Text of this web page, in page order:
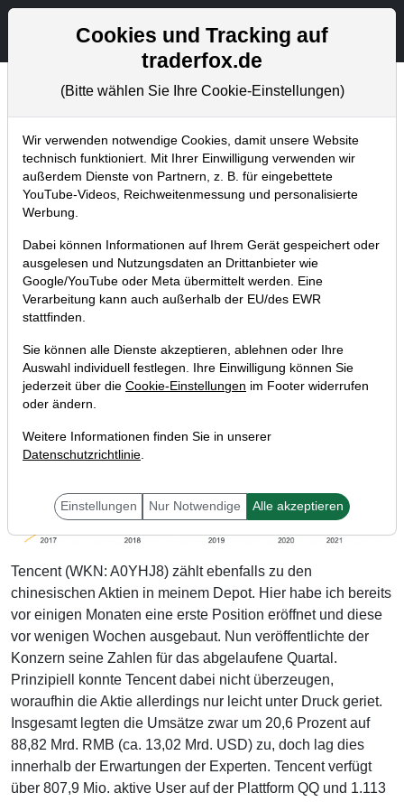
Aktien- und Artikelsuche
Chartanalysen
Home Blog Chartanalysen
Chartanalyse Tencent: bevorstehende
Einstiegsgelegenheit nach den
Quartalszahlen?
17.08.2019 um 16:47 Uhr | P. Uhlschmied
Tencent (WKN: A0YHJ8) zählt ebenfalls zu den
chinesischen Aktien in meinem Depot. Hier habe ich bereits
vor einigen Monaten eine erste Position eröffnet und diese
vor wenigen Wochen ausgebaut. Nun veröffentlichte der
Konzern seine Zahlen für das abgelaufene Quartal.
Prinzipiell konnte Tencent dabei nicht überzeugen,
woraufhin die Aktie allerdings nur leicht unter Druck geriet.
Insgesamt legten die Umsätze zwar um 20,6 Prozent auf
88,82 Mrd. RMB (ca. 13,02 Mrd. USD) zu, doch lag dies
innerhalb der Erwartungen der Experten. Tencent verfügt
über 807,9 Mio. aktive User auf der Plattform QQ und 1.113
Cookies und Tracking auf
traderfox.de
(Bitte wählen Sie Ihre Cookie-Einstellungen)
Wir verwenden notwendige Cookies, damit unsere Website
technisch funktioniert. Mit Ihrer Einwilligung verwenden wir
außerdem Dienste von Partnern, z. B. für eingebettete
YouTube-Videos, Reichweitenmessung und personalisierte
Werbung.
Dabei können Informationen auf Ihrem Gerät gespeichert oder
ausgelesen und Nutzungsdaten an Drittanbieter wie
Google/YouTube oder Meta übermittelt werden. Eine
Verarbeitung kann auch außerhalb der EU/des EWR
stattfinden.
Sie können alle Dienste akzeptieren, ablehnen oder Ihre
Auswahl individuell festlegen. Ihre Einwilligung können Sie
jederzeit über die Cookie-Einstellungen im Footer widerrufen
oder ändern.
Weitere Informationen finden Sie in unserer
Datenschutzrichtlinie.
Einstellungen Nur Notwendige Alle akzeptieren